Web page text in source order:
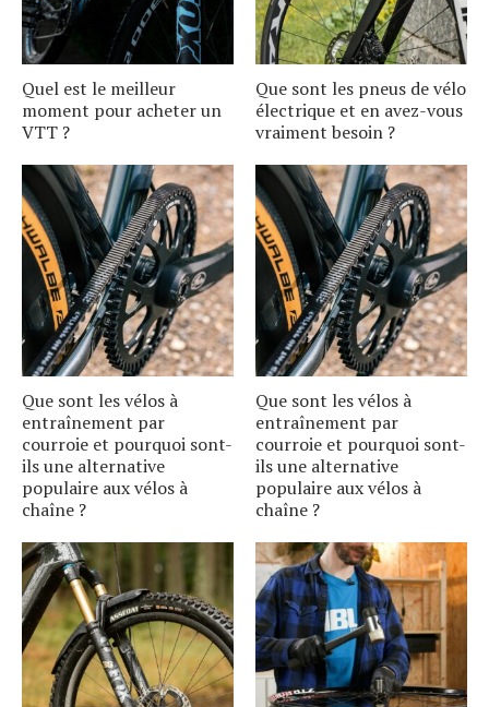
Quel est le meilleur
moment pour acheter un
VTT ?
Que sont les pneus de vélo
électrique et en avez-vous
vraiment besoin ?
Que sont les vélos à
entraînement par
courroie et pourquoi sont-
ils une alternative
populaire aux vélos à
chaîne ?
Que sont les vélos à
entraînement par
courroie et pourquoi sont-
ils une alternative
populaire aux vélos à
chaîne ?